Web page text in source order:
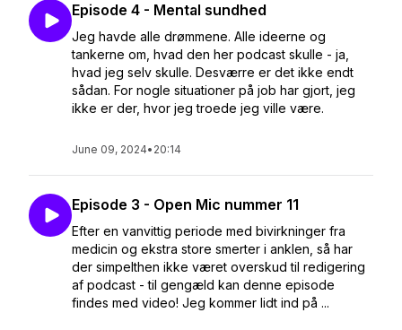
Episode 4 - Mental sundhed
Jeg havde alle drømmene. Alle ideerne og
tankerne om, hvad den her podcast skulle - ja,
hvad jeg selv skulle. Desværre er det ikke endt
sådan. For nogle situationer på job har gjort, jeg
ikke er der, hvor jeg troede jeg ville være.
June 09, 2024• 20:14
Episode 3 - Open Mic nummer 11
Efter en vanvittig periode med bivirkninger fra
medicin og ekstra store smerter i anklen, så har
der simpelthen ikke været overskud til redigering
af podcast - til gengæld kan denne episode
findes med video! Jeg kommer lidt ind på ...